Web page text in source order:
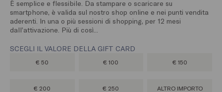
È semplice e flessibile. Da stampare o scaricare su
smartphone, è valida sul nostro shop online e nei punti vendita
aderenti. In una o più sessioni di shopping, per 12 mesi
dall’attivazione. Più di così...
SCEGLI IL VALORE DELLA GIFT CARD
€ 50 € 100 € 150
€ 200 € 250 ALTRO IMPORTO